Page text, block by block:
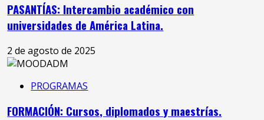
PASANTÍAS: Intercambio académico con
universidades de América Latina.
2 de agosto de 2025
PROGRAMAS
FORMACIÓN: Cursos, diplomados y maestrías.